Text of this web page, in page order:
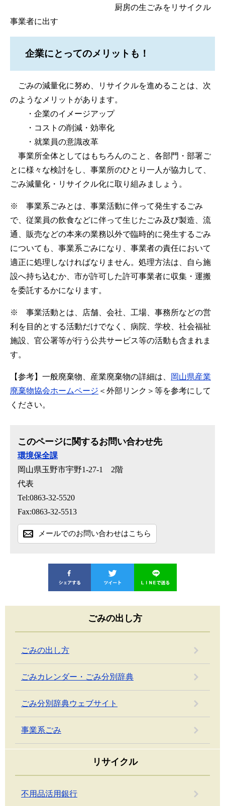
厨房の生ごみをリサイクル
事業者に出す
企業にとってのメリットも！
ごみの減量化に努め、リサイクルを進めることは、次
のようなメリットがあります。
・企業のイメージアップ
・コストの削減・効率化
・就業員の意識改革
事業所全体としてはもちろんのこと、各部門・部署ご
とに様々な検討をし、事業所のひとり一人が協力して、
ごみ減量化・リサイクル化に取り組みましょう。
※ 事業系ごみとは、事業活動に伴って発生するごみ
で、従業員の飲食などに伴って生じたごみ及び製造、流
通、販売などの本来の業務以外で臨時的に発生するごみ
についても、事業系ごみになり、事業者の責任において
適正に処理しなければなりません。処理方法は、自ら施
設へ持ち込むか、市が許可した許可事業者に収集・運搬
を委託するかになります。
※ 事業活動とは、店舗、会社、工場、事務所などの営
利を目的とする活動だけでなく、病院、学校、社会福祉
施設、官公署等が行う公共サービス等の活動も含まれま
す。
【参考】一般廃棄物、産業廃棄物の詳細は、
岡山県産業
廃棄物協会ホームページ ＜外部リンク＞ 等を参考にして
ください。
このページに関するお問い合わせ先
環境保全課
岡山県玉野市宇野1-27-1 2階
代表
Tel:0863-32-5520
Fax:0863-32-5513
メールでのお問い合わせはこちら
ごみの出し方
ごみの出し方
ごみカレンダー・ごみ分別辞典
ごみ分別辞典ウェブサイト
事業系ごみ
リサイクル
不用品活用銀行